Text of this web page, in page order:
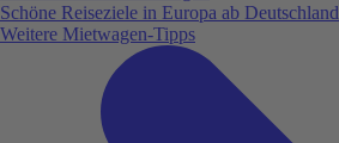
Schöne Reiseziele in Europa ab Deutschland
Weitere Mietwagen-Tipps